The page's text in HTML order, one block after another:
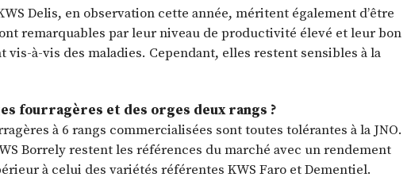
Delis, en observation cette année, méritent également d’être
remarquables par leur niveau de productivité élevé et leur bon
vis-à-vis des maladies. Cependant, elles restent sensibles à la
fourragères et des orges deux rangs ?
à 6 rangs commercialisées sont toutes tolérantes à la JNO.
Borrely restent les références du marché avec un rendement
à celui des variétés référentes KWS Faro et Dementiel.